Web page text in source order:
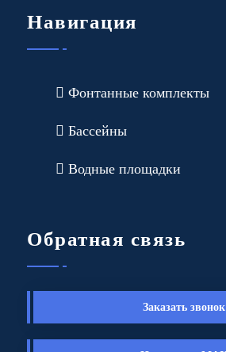
Навигация
Фонтанные комплекты
Бассейны
Водные площадки
Обратная связь
Заказать звонок